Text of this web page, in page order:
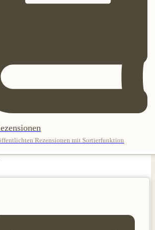
Rezensionen mit Sortierfunktion